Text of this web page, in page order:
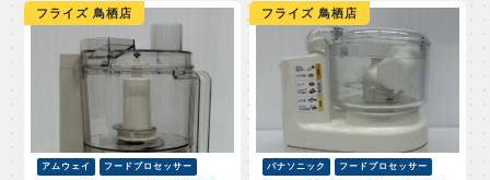
フライズ 鳥栖店
アムウェイ フードプロセッサー
フライズ 鳥栖店
パナソニック フードプロセッサー